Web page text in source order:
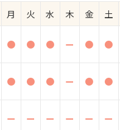
月 火 水 木 金 土
● ● ● ー ● ●
● ● ● ー ● ●
ー ー ー ー ー ー